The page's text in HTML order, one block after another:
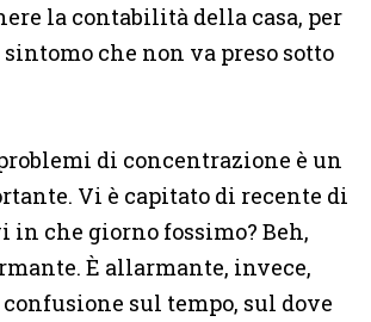
la contabilità della casa, per
sintomo che non va preso sotto
di concentrazione è un
Vi è capitato di recente di
in che giorno fossimo? Beh,
È allarmante, invece,
sul tempo, sul dove